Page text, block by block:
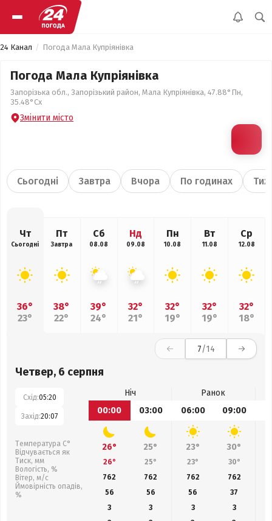
24 Канал Погода Мала Купріянівка
Погода Мала Купріянівка
Запорізька обл., Запорізький район, Мала Купріянівка, 47.88°Пн,
35.48°Сх
Змінити місто
Сьогодні Завтра Вчора По годинах
Чт
Сьогодні
36°
23°
Пт
Завтра
38°
22°
Сб
08.08
39°
24°
Нд
09.08
32°
21°
Пн
10.08
32°
19°
Вт
11.08
32°
19°
Ср
12.08
32°
18°
7/14
Четвер, 6 серпня
Схід:05:20
Захід:20:07
Температура С°
Відчувається як
Тиск, мм
Вологість, %
Вітер, м/с
Ймовірність опадів,
%
Ніч
Ранок
00:00
03:00 06:00 09:00
26° 25° 23° 30°
26° 25° 23° 30°
762
762 762 762
56
56 56 37
3
3 3
3